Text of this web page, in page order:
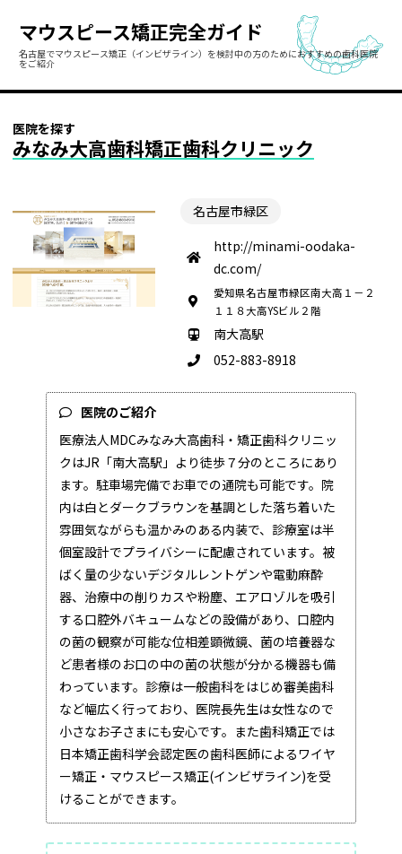
マウスピース矯正完全ガイド
名古屋でマウスピース矯正（インビザライン）を検討中の方のためにおすすめの歯科医院
をご紹介
医院を探す
みなみ大高歯科矯正歯科クリニック
名古屋市緑区
http://minami-oodaka-
dc.com/
愛知県名古屋市緑区南大高１－２
１１８大高YSビル２階
南大高駅
052-883-8918
医院のご紹介
医療法人MDCみなみ大高歯科・矯正歯科クリニッ
クはJR「南大高駅」より徒歩７分のところにあり
ます。駐車場完備でお車での通院も可能です。院
内は白とダークブラウンを基調とした落ち着いた
雰囲気ながらも温かみのある内装で、診療室は半
個室設計でプライバシーに配慮されています。被
ばく量の少ないデジタルレントゲンや電動麻酔
器、治療中の削りカスや粉塵、エアロゾルを吸引
する口腔外バキュームなどの設備があり、口腔内
の菌の観察が可能な位相差顕微鏡、菌の培養器な
ど患者様のお口の中の菌の状態が分かる機器も備
わっています。診療は一般歯科をはじめ審美歯科
など幅広く行っており、医院長先生は女性なので
小さなお子さまにも安心です。また歯科矯正では
日本矯正歯科学会認定医の歯科医師によるワイヤ
ー矯正・マウスピース矯正(インビザライン)を受
けることができます。